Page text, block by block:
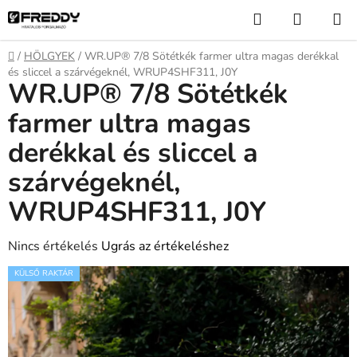
Ugrás
fő
tartalomhoz
KeresésKOSÁR
Kezdőlap
/ HÖLGYEK / WR.UP® 7/8 Sötétkék farmer ultra magas derékkal
és sliccel a szárvégeknél, WRUP4SHF311, J0Y
WR.UP® 7/8 Sötétkék
farmer ultra magas
derékkal és sliccel a
szárvégeknél,
WRUP4SHF311, J0Y
A
termék
átlagos
értékelése
5-
ből
Nincs értékelés Ugrás az értékeléshez
KÜLSŐ RAKTÁR